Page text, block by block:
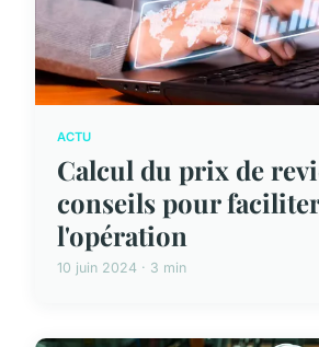
ACTU
Calcul du prix de
conseils pour faciliter
l'opération
10 juin 2024 · 3 min